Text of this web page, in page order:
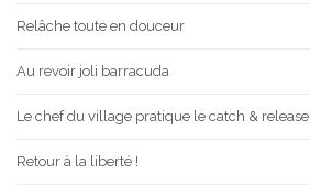
Relâche toute en douceur
Au revoir joli barracuda
Le chef du village pratique le catch & release
Retour à la liberté !